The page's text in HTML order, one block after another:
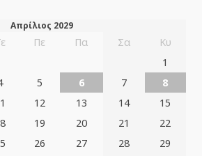
Απρίλιος 2029
Πε Πα Σα
Κυ
1
5 6 7
8
12 13 14
15
19 20 21
22
26 27 28
29